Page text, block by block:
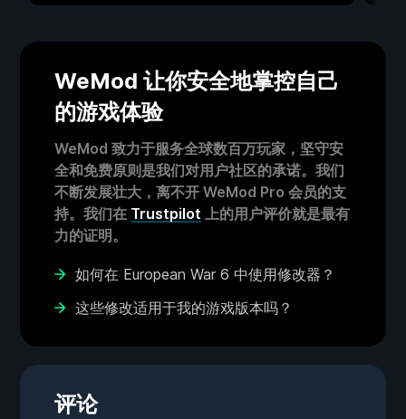
WeMod 让你安全地掌控自己
的游戏体验
WeMod 致力于服务全球数百万玩家，坚守安
全和免费原则是我们对用户社区的承诺。我们
不断发展壮大，离不开 WeMod Pro 会员的支
持。我们在 Trustpilot 上的用户评价就是最有
力的证明。
如何在 European War 6 中使用修改器？
这些修改适用于我的游戏版本吗？
评论